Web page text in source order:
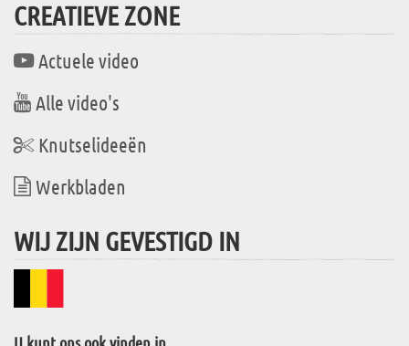
CREATIEVE ZONE
Actuele video
Alle video's
Knutselideeën
Werkbladen
WIJ ZIJN GEVESTIGD IN